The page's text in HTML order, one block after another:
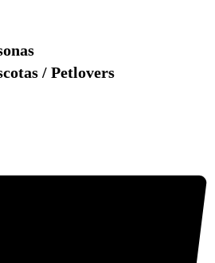
/ Petlovers